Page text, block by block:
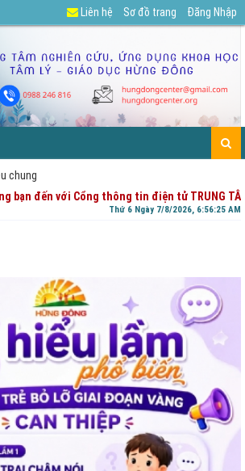
Liên hệ Sơ đồ trang
Đăng Nhập
chung
đến với Cổng thông tin điện tử TRUNG TÂM
Thứ 6 Ngày 7/8/2026, 6:56:26 AM